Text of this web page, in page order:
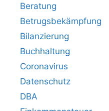
Beratung
Betrugsbekämpfung
Bilanzierung
Buchhaltung
Coronavirus
Datenschutz
DBA